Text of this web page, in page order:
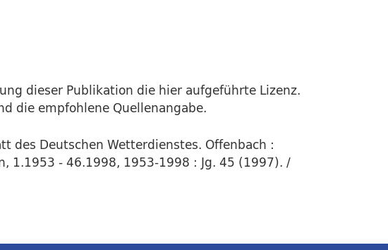
dieser Publikation die hier aufgeführte Lizenz.
die empfohlene Quellenangabe.
Deutschen Wetterdienstes. Offenbach :
1.1953 - 46.1998, 1953-1998 : Jg. 45 (1997). /